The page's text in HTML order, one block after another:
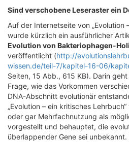
Holinen
Sind verschobene Leseraster ein
Auf der Internetseite von „Evolution
wurde kürzlich ein ausführlicher
Evolution von Bakteriophagen-
veröffentlicht (http://
wissen.de/teil-7/kapitel-16-06/
Seiten, 15 Abb., 615 KB). Darin
Frage, wie das Vorkommen
DNA-Abschnitt evolutionär
„Evolution – ein kritisches
oder gar Mehrfachnutzung als
vorgestellt und behauptet, die
überlappender Gene sei unbekannt.